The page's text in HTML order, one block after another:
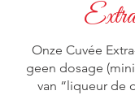
Onze Cuvée
geen dosage
van “liqueur de